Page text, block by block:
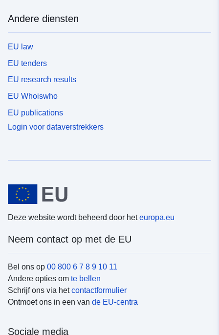
Andere diensten
EU law
EU tenders
EU research results
EU Whoiswho
EU publications
Login voor dataverstrekkers
Deze website wordt beheerd door heteuropa.eu
Neem contact op met de EU
Bel ons op 00 800 6 7 8 9 10 11
Andere opties om te bellen
Schrijf ons via hetcontactformulier
Ontmoet ons in een van de EU-centra
Sociale media